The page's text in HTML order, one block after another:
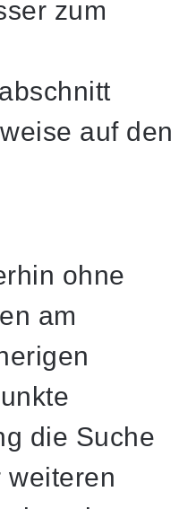
zum
auf den
ohne
am
die Suche
weiteren